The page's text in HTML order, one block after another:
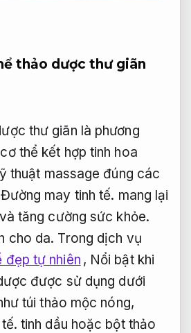
thảo dược thư giãn
thư giãn là phương
thể kết hợp tinh hoa
thuật massage đúng các
Đường may tinh tế. mang lại
tăng cường sức khỏe.
cho da. Trong dịch vụ
đẹp tự nhiên , Nổi bật khi
được sử dụng dưới
túi thảo mộc nóng,
tinh dầu hoặc bột thảo